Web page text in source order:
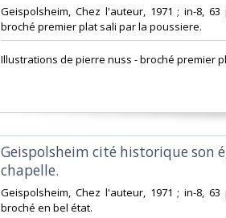
‎Geispolsheim, Chez l'auteur, 1971 ; in-8,
broché premier plat sali par la poussiere.‎
‎Illustrations de pierre nuss - broché premier
‎Geispolsheim cité historique son
chapelle. ‎
‎Geispolsheim, Chez l'auteur, 1971 ; in-8,
broché en bel état.‎